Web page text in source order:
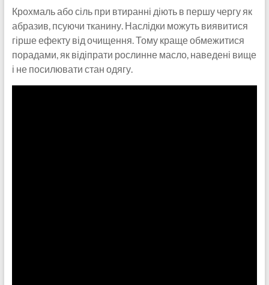
Крохмаль або сіль при втиранні діють в першу чергу як
абразив, псуючи тканину. Наслідки можуть виявитися
гірше ефекту від очищення. Тому краще обмежитися
порадами, як відіпрати рослинне масло, наведені вище
і не посилювати стан одягу.